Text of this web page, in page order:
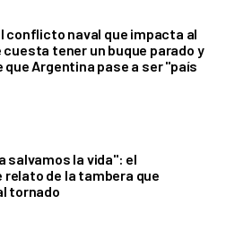
conflicto naval que impacta al
cuesta tener un buque parado y
que Argentina pase a ser "país
salvamos la vida": el
de la tambera que
tornado